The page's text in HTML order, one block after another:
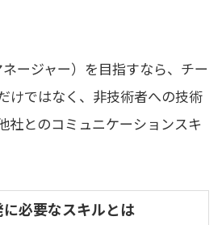
ージャー）を目指すなら、チー
けではなく、非技術者への技術
社とのコミュニケーションスキ
必要なスキルとは